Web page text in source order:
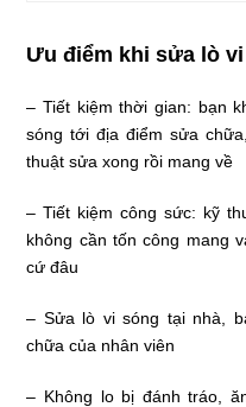
Ưu điểm khi sửa lò
– Tiết kiệm thời gian: bạn
sóng tới địa điểm sửa
thuật sửa xong rồi mang về
– Tiết kiệm công sức: kỹ
không cần tốn công mang
cứ đâu
– Sửa lò vi sóng tại nhà,
chữa của nhân viên
– Không lo bị đánh tráo,